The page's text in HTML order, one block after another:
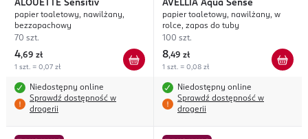
ALOUETTE Sensitiv
papier toaletowy, nawilżany,
bezzapachowy
70 szt.
4,69 zł
1 szt. = 0,07 zł
Niedostępny online
Sprawdź dostępność w
drogerii
AVELLIA Aqua Sense
papier toaletowy, nawilżany, w
rolce, zapas do tuby
100 szt.
8,49 zł
1 szt. = 0,08 zł
Niedostępny online
Sprawdź dostępność w
drogerii